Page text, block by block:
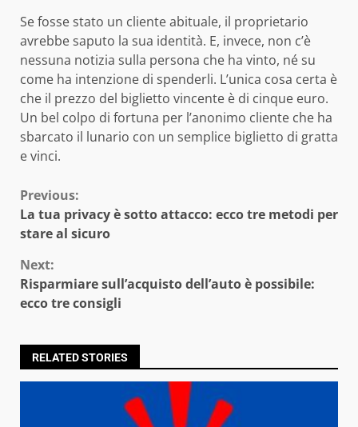
Se fosse stato un cliente abituale, il proprietario
avrebbe saputo la sua identità. E, invece, non c’è
nessuna notizia sulla persona che ha vinto, né su
come ha intenzione di spenderli. L’unica cosa certa è
che il prezzo del biglietto vincente è di cinque euro.
Un bel colpo di fortuna per l’anonimo cliente che ha
sbarcato il lunario con un semplice biglietto di gratta
e vinci.
Continue
Reading
Previous:
La tua privacy è sotto attacco: ecco tre metodi per
stare al sicuro
Next:
Risparmiare sull’acquisto dell’auto è possibile:
ecco tre consigli
RELATED STORIES